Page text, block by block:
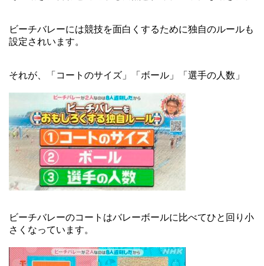
ビーチバレーには競技を面白くするために独自のルールも
設定されいます。
それが、「コートのサイズ」「ボール」「選手の人数」
ビーチバレーのコートはバレーボールに比べてひと回り小
さくなっています。